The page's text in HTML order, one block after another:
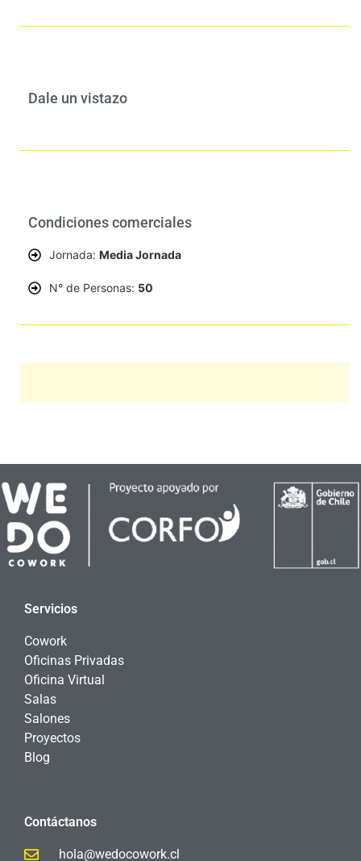
Dale un vistazo
Condiciones comerciales
Jornada: Media Jornada
N° de Personas: 50
Servicios
Cowork
Oficinas Privadas
Oficina Virtual
Salas
Salones
Proyectos
Blog
Contáctanos
hola@wedocowork.cl